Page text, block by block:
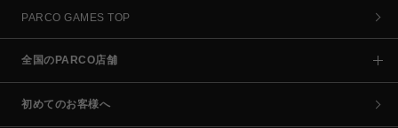
PARCO GAMES TOP
全国のPARCO店舗
初めてのお客様へ